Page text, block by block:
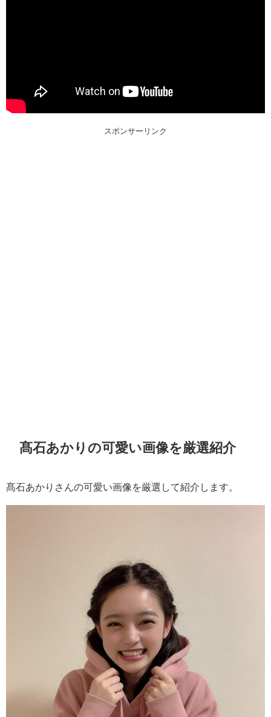
スポンサーリンク
髙石あかりの可愛い画像を厳選紹介
髙石あかりさんの可愛い画像を厳選して紹介します。